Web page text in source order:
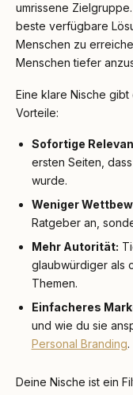
umrissene
beste verfügbare
Menschen zu
Menschen tiefer
Eine klare Nische
Vorteile:
Sofortige
ersten Seiten,
wurde.
Weniger
Ratgeber an,
Mehr Autorität:
glaubwürdiger als
Themen.
Einfacheres
und wie du sie
Personal Branding.
Deine Nische ist ein